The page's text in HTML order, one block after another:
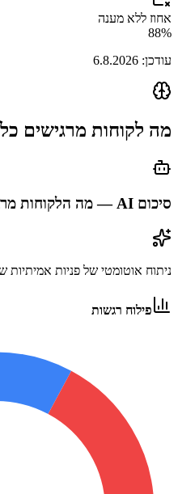
אחוז ללא מענה
88%
עודכן: 6.8.2026
מה לקוחות מרגישים
סיכום AI — מה הלקוחות מרגישים
ניתוח אוטומטי של פניות אמיתיות
פילוח רגשות